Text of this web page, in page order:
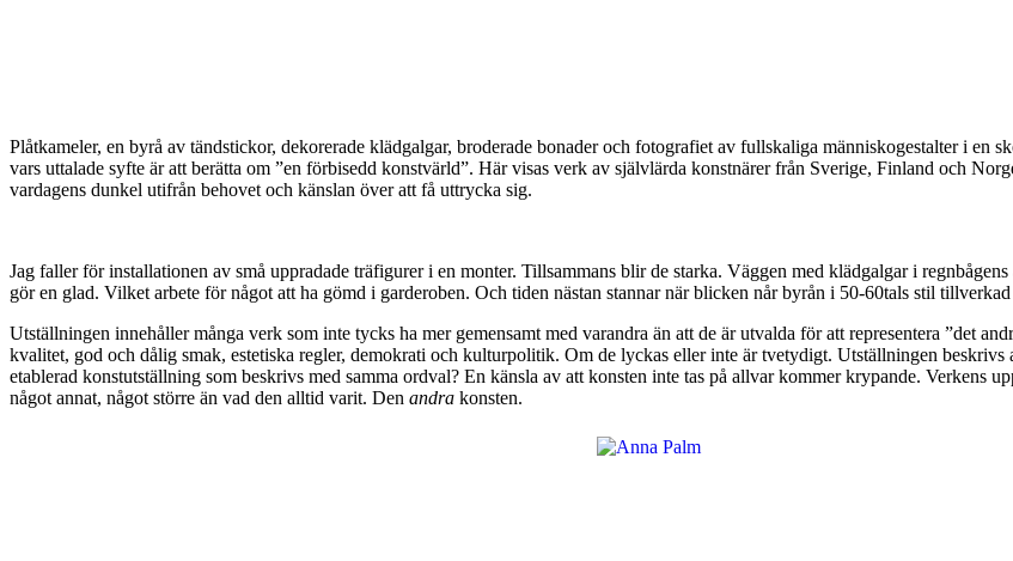
Plåtkameler, en byrå av tändstickor, dekorerade klädgalgar, broderade bonader och fotografiet av fullskaliga människogestalter i en
vars uttalade syfte är att berätta om ”en förbisedd konstvärld”. Här visas verk av självlärda konstnärer från Sverige, Finland och
vardagens dunkel utifrån behovet och känslan över att få uttrycka sig.
Jag faller för installationen av små uppradade träfigurer i en monter. Tillsammans blir de starka. Väggen med klädgalgar i
gör en glad. Vilket arbete för något att ha gömd i garderoben. Och tiden nästan stannar när blicken når byrån i 50-60tals stil
Utställningen innehåller många verk som inte tycks ha mer gemensamt med varandra än att de är utvalda för att representera ”det
kvalitet, god och dålig smak, estetiska regler, demokrati och kulturpolitik. Om de lyckas eller inte är tvetydigt. Utställningen beskrivs
etablerad konstutställning som beskrivs med samma ordval? En känsla av att konsten inte tas på allvar kommer krypande. Verkens
något annat, något större än vad den alltid varit. Den andra konsten.